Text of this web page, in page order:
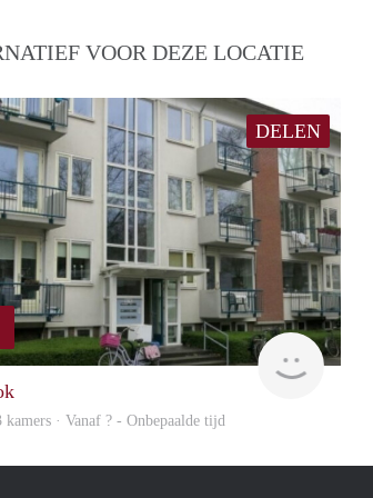
VOOR DEZE LOCATIE
DELEN
Woning
kamers · Vanaf ? - Onbepaalde tijd